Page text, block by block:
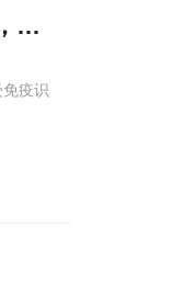
克服
疫识